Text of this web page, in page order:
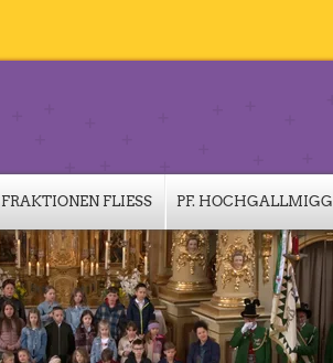
FRAKTIONEN FLIESS PF. HOCHGALLMIGG